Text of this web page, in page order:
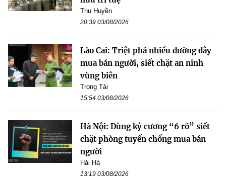
Thu Huyền
20:39 03/08/2026
Lào Cai: Triệt phá nhiều đường dây
mua bán người, siết chặt an ninh
vùng biên
Trọng Tài
15:54 03/08/2026
Hà Nội: Dùng kỷ cương “6 rõ” siết
chặt phòng tuyến chống mua bán
người
Hải Hà
13:19 03/08/2026